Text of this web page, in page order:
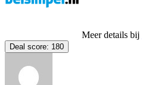
Meer details bij
Deal score: 180